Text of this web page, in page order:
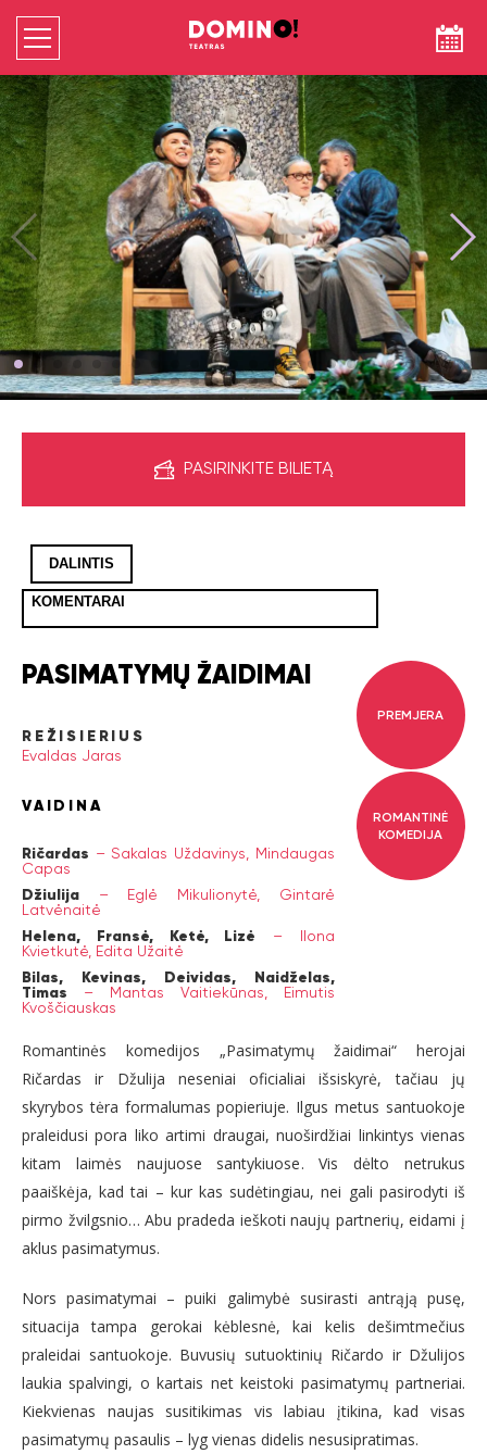
PASIRINKITE BILIETĄ
DALINTIS
KOMENTARAI
PASIMATYMŲ ŽAIDIMAI
REŽISIERIUS
Evaldas Jaras
VAIDINA
Ričardas –Sakalas Uždavinys, Mindaugas
Capas
Džiulija – Eglė Mikulionytė, Gintarė
Latvėnaitė
Helena, Fransė, Ketė, Lizė – Ilona
Kvietkutė, Edita Užaitė
Bilas, Kevinas, Deividas, Naidželas,
Timas – Mantas Vaitiekūnas, Eimutis
Kvoščiauskas
PREMJERA
ROMANTINĖ
KOMEDIJA
Romantinės komedijos „Pasimatymų žaidimai“ herojai
Ričardas ir Džulija neseniai oficialiai išsiskyrė, tačiau jų
skyrybos tėra formalumas popieriuje. Ilgus metus santuokoje
praleidusi pora liko artimi draugai, nuoširdžiai linkintys vienas
kitam laimės naujuose santykiuose. Vis dėlto netrukus
paaiškėja, kad tai – kur kas sudėtingiau, nei gali pasirodyti iš
pirmo žvilgsnio… Abu pradeda ieškoti naujų partnerių, eidami į
aklus pasimatymus.
Nors pasimatymai – puiki galimybė susirasti antrąją pusę,
situacija tampa gerokai kėblesnė, kai kelis dešimtmečius
praleidai santuokoje. Buvusių sutuoktinių Ričardo ir Džulijos
laukia spalvingi, o kartais net keistoki pasimatymų partneriai.
Kiekvienas naujas susitikimas vis labiau įtikina, kad visas
pasimatymų pasaulis – lyg vienas didelis nesusipratimas.